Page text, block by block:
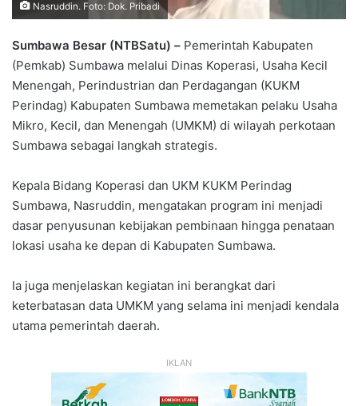
Nasruddin. Foto: Dok. Pribadi
Sumbawa Besar (NTBSatu) – Pemerintah Kabupaten
(Pemkab) Sumbawa melalui Dinas Koperasi, Usaha Kecil
Menengah, Perindustrian dan Perdagangan (KUKM
Perindag) Kabupaten Sumbawa memetakan pelaku Usaha
Mikro, Kecil, dan Menengah (UMKM) di wilayah perkotaan
Sumbawa sebagai langkah strategis.
Kepala Bidang Koperasi dan UKM KUKM Perindag
Sumbawa, Nasruddin, mengatakan program ini menjadi
dasar penyusunan kebijakan pembinaan hingga penataan
lokasi usaha ke depan di Kabupaten Sumbawa.
Ia juga menjelaskan kegiatan ini berangkat dari
keterbatasan data UMKM yang selama ini menjadi kendala
utama pemerintah daerah.
IKLAN